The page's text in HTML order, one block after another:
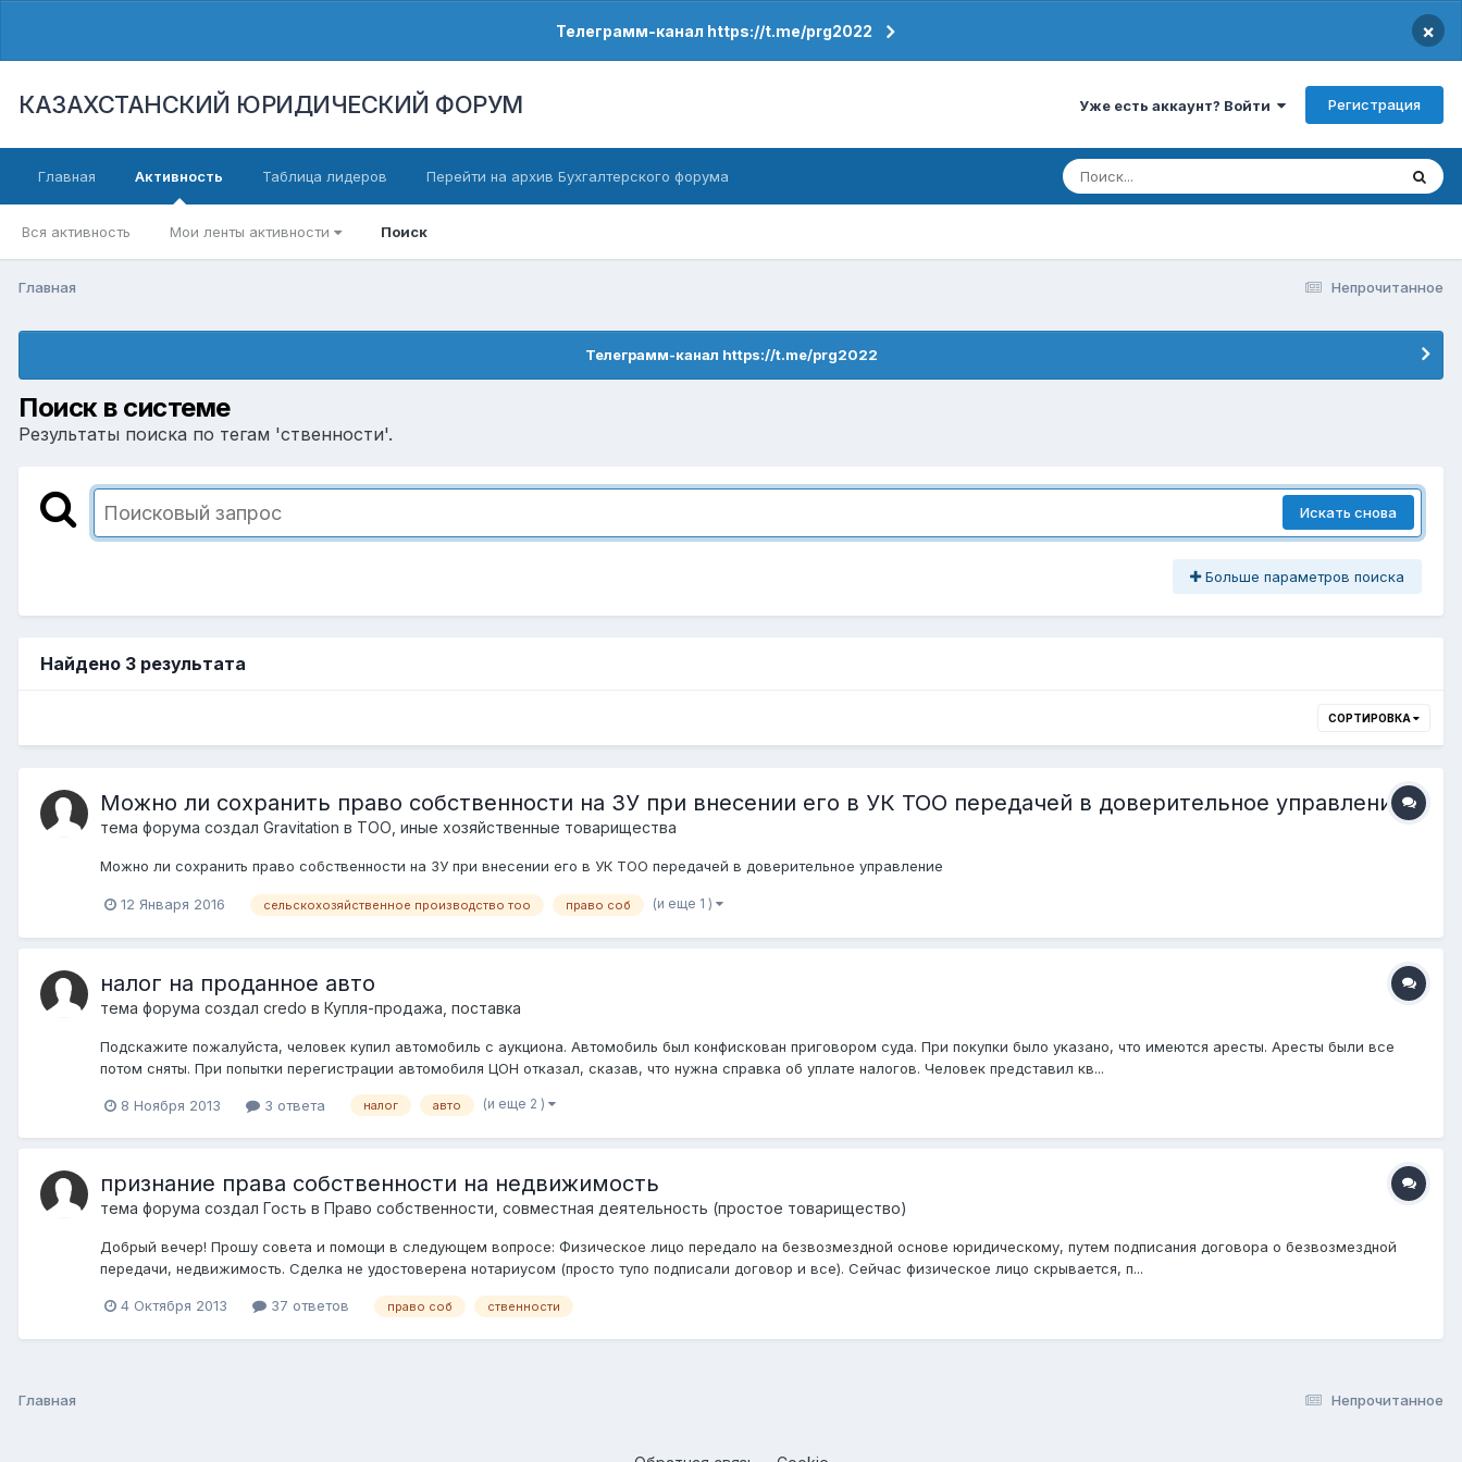
Телеграмм-канал https://t.me/prg2022 ×
КАЗАХСТАНСКИЙ ЮРИДИЧЕСКИЙ ФОРУМ Уже есть аккаунт? Войти Регистрация
Главная Активность
Вся активность Мои ленты активности Поиск
Таблица лидеров Перейти на архив Бухгалтерского форума
Непрочитанное
Главная
Телеграмм-канал https://t.me/prg2022
Поиск в системе
Результаты поиска по тегам 'ственности'.
Искать снова
Больше параметров поиска
Найдено 3 результата
СОРТИРОВКА
Можно ли сохранить право собственности на ЗУ при внесении его в УК ТОО передачей в доверительное управление
тема форума создал Gravitation в ТОО, иные хозяйственные товарищества
Можно ли сохранить право собственности на ЗУ при внесении его в УК ТОО передачей в доверительное управление
12 Января 2016 сельскохозяйственное производство тоо право соб (и еще 1 )
налог на проданное авто
тема форума создал credo в Купля-продажа, поставка
Подскажите пожалуйста, человек купил автомобиль с аукциона. Автомобиль был конфискован приговором суда. При покупки было указано, что имеются аресты. Аресты были все
потом сняты. При попытки перегистрации автомобиля ЦОН отказал, сказав, что нужна справка об уплате налогов. Человек представил кв...
8 Ноября 2013 3 ответа налог авто (и еще 2 )
признание права собственности на недвижимость
тема форума создал Гость в Право собственности, совместная деятельность (простое товарищество)
Добрый вечер! Прошу совета и помощи в следующем вопросе: Физическое лицо передало на безвозмездной основе юридическому, путем подписания договора о безвозмездной
передачи, недвижимость. Сделка не удостоверена нотариусом (просто тупо подписали договор и все). Сейчас физическое лицо скрывается, п...
4 Октября 2013 37 ответов право соб ственности
Непрочитанное
Главная